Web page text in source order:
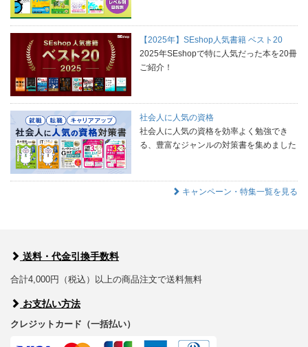
【2025年】SEshop人気書籍 ベスト20
2025年SEshopで特に人気だった本を20冊
ご紹介！
社会人に人気の資格
社会人に人気の資格を効率よく勉強でき
る、豊富なジャンルの対策書を集めました
キャンペーン・特集一覧を見る
送料・代金引換手数料
合計4,000円（税込）以上の商品注文で送料無料
お支払い方法
クレジットカード（一括払い）